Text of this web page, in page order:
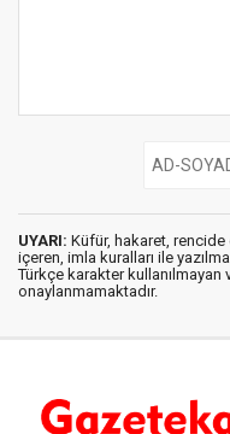
UYARI: Küfür, hakaret, rencide
içeren, imla kuralları ile
Türkçe karakter kullanılmayan
onaylanmamaktadır.